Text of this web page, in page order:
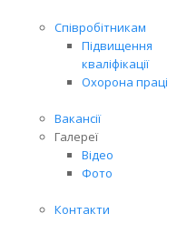
Співробітникам
Підвищення
кваліфікації
Охорона праці
Вакансії
Галереї
Відео
Фото
Контакти